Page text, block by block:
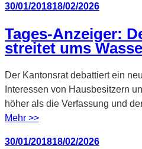
Veröffentlicht
30/01/201818/02/2026
Tages-Anzeiger:
streitet ums
Der Kantonsrat debattiert ein
Interessen von Hausbesitzern
höher als die Verfassung und
Mehr >>
Veröffentlicht
30/01/201818/02/2026